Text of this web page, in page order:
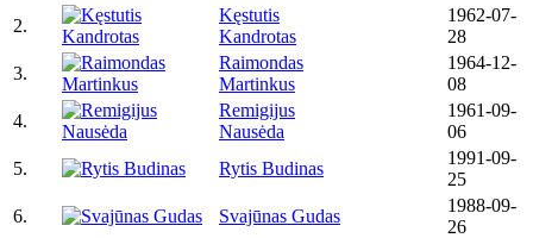
2.
Kęstutis
Kandrotas
1962-07-
28
3.
Raimondas
Martinkus
1964-12-
08
4.
Remigijus
Nausėda
1961-09-
06
5.
Rytis Budinas
1991-09-
25
6.
Svajūnas Gudas
1988-09-
26